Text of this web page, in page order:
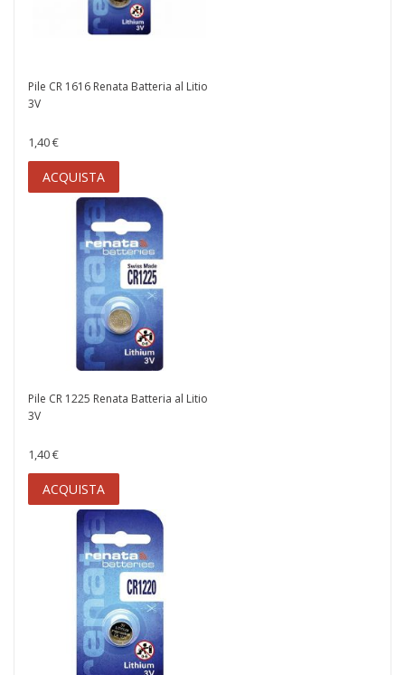
Pile CR 1616 Renata Batteria al Litio
3V
1,40 €
ACQUISTA
Pile CR 1225 Renata Batteria al Litio
3V
1,40 €
ACQUISTA